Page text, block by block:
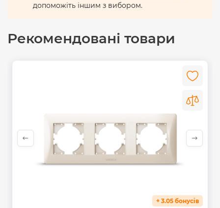
допоможіть іншим з вибором.
Рекомендовані товари
+ 3.05 бонусів